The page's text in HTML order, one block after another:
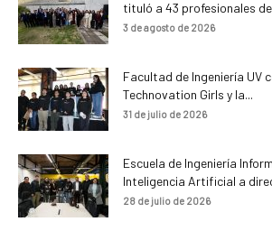
tituló a 43 profesionales de
3 de agosto de 2026
Facultad de Ingeniería UV
Technovation Girls y la...
31 de julio de 2026
Escuela de Ingeniería
Inteligencia Artificial a
28 de julio de 2026